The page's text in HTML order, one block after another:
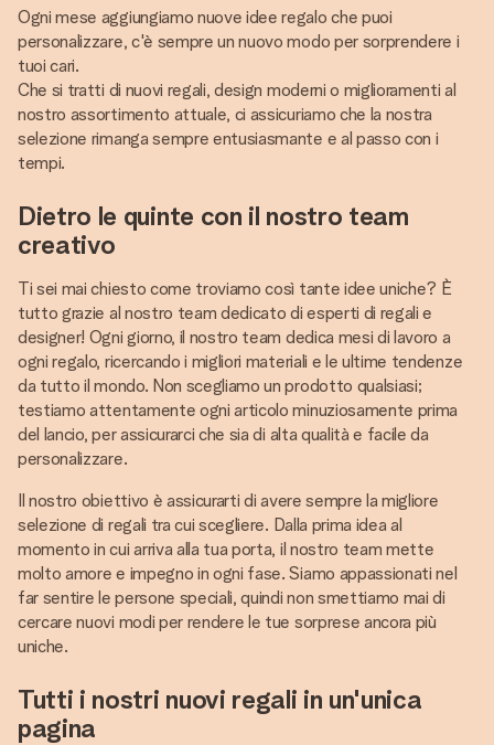
Ogni mese aggiungiamo nuove idee regalo che puoi
personalizzare, c'è sempre un nuovo modo per sorprendere i
tuoi cari.
Che si tratti di nuovi regali, design moderni o miglioramenti al
nostro assortimento attuale, ci assicuriamo che la nostra
selezione rimanga sempre entusiasmante e al passo con i
tempi.
Dietro le quinte con il nostro team
creativo
Ti sei mai chiesto come troviamo così tante idee uniche? È
tutto grazie al nostro team dedicato di esperti di regali e
designer! Ogni giorno, il nostro team dedica mesi di lavoro a
ogni regalo, ricercando i migliori materiali e le ultime tendenze
da tutto il mondo. Non scegliamo un prodotto qualsiasi;
testiamo attentamente ogni articolo minuziosamente prima
del lancio, per assicurarci che sia di alta qualità e facile da
personalizzare.
Il nostro obiettivo è assicurarti di avere sempre la migliore
selezione di regali tra cui scegliere. Dalla prima idea al
momento in cui arriva alla tua porta, il nostro team mette
molto amore e impegno in ogni fase. Siamo appassionati nel
far sentire le persone speciali, quindi non smettiamo mai di
cercare nuovi modi per rendere le tue sorprese ancora più
uniche.
Tutti i nostri nuovi regali in un'unica
pagina